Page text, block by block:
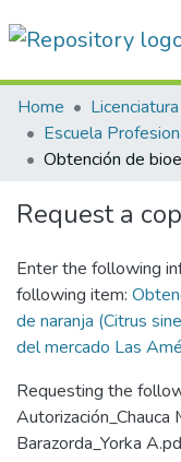
Communities &
All of DSpace
Normativas
Home
Request a
Enter the following
following item:
de naranja (Citrus
del mercado Las
Requesting the
Autorización_Chauca
Barazorda_Yorka